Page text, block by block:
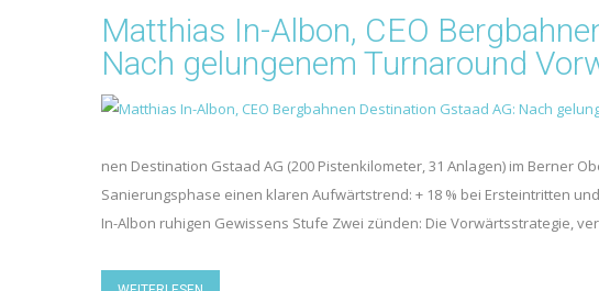
Matthias In-Albon, CEO
Nach gelungenem Turnaround
nen Destination Gstaad AG (200 Pistenkilometer, 31 Anlagen) im Berner
Sanierungsphase einen klaren Aufwärtstrend: + 18 % bei Ersteintritten
In-Albon ruhigen Gewissens Stufe Zwei zünden: Die Vorwärtsstrategie,